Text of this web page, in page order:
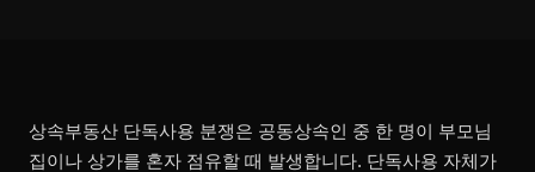
상속부동산 단독사용 분쟁은 공동상속인 중 한 명이 부모님
집이나 상가를 혼자 점유할 때 발생합니다. 단독사용 자체가